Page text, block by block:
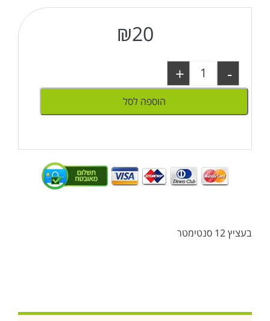
₪20
-
+
הוספה לסל
בעציץ 12 סנטימטר